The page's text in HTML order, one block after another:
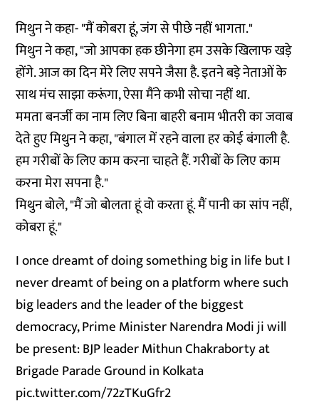
मिथुन ने कहा- "मैं कोबरा हूं, जंग से पीछे नहीं भागता."
मिथुन ने कहा, "जो आपका हक छीनेगा हम उसके खिलाफ खड़े
होंगे. आज का दिन मेरे लिए सपने जैसा है. इतने बड़े नेताओं के
साथ मंच साझा करूंगा, ऐसा मैंने कभी सोचा नहीं था.
ममता बनर्जी का नाम लिए बिना बाहरी बनाम भीतरी का जवाब
देते हुए मिथुन ने कहा, "बंगाल में रहने वाला हर कोई बंगाली है.
हम गरीबों के लिए काम करना चाहते हैं. गरीबों के लिए काम
करना मेरा सपना है."
मिथुन बोले, "मैं जो बोलता हूं वो करता हूं. मैं पानी का सांप नहीं,
कोबरा हूं."
I once dreamt of doing something big in life but I
never dreamt of being on a platform where such
big leaders and the leader of the biggest
democracy, Prime Minister Narendra Modi ji will
be present: BJP leader Mithun Chakraborty at
Brigade Parade Ground in Kolkata
pic.twitter.com/72zTKuGfr2